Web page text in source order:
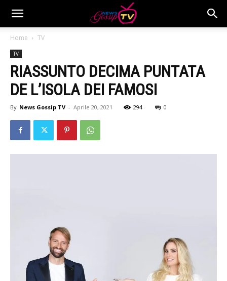
Home TV
TV
RIASSUNTO DECIMA PUNTATA
DE L’ISOLA DEI FAMOSI
By News Gossip TV - Aprile 20, 2021 294 0